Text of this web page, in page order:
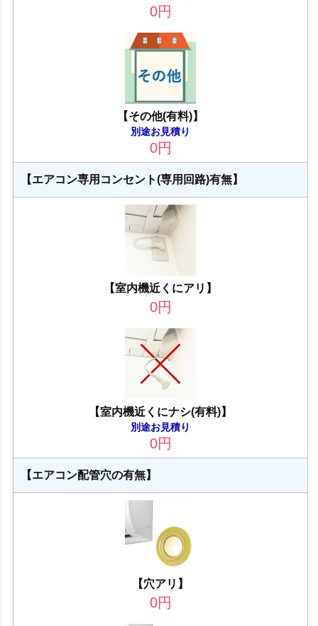
0円
【その他(有料)】
別途お見積り
0円
【エアコン専用コンセント(専用回路)有無】
【室内機近くにアリ】
0円
【室内機近くにナシ(有料)】
別途お見積り
0円
【エアコン配管穴の有無】
【穴アリ】
0円